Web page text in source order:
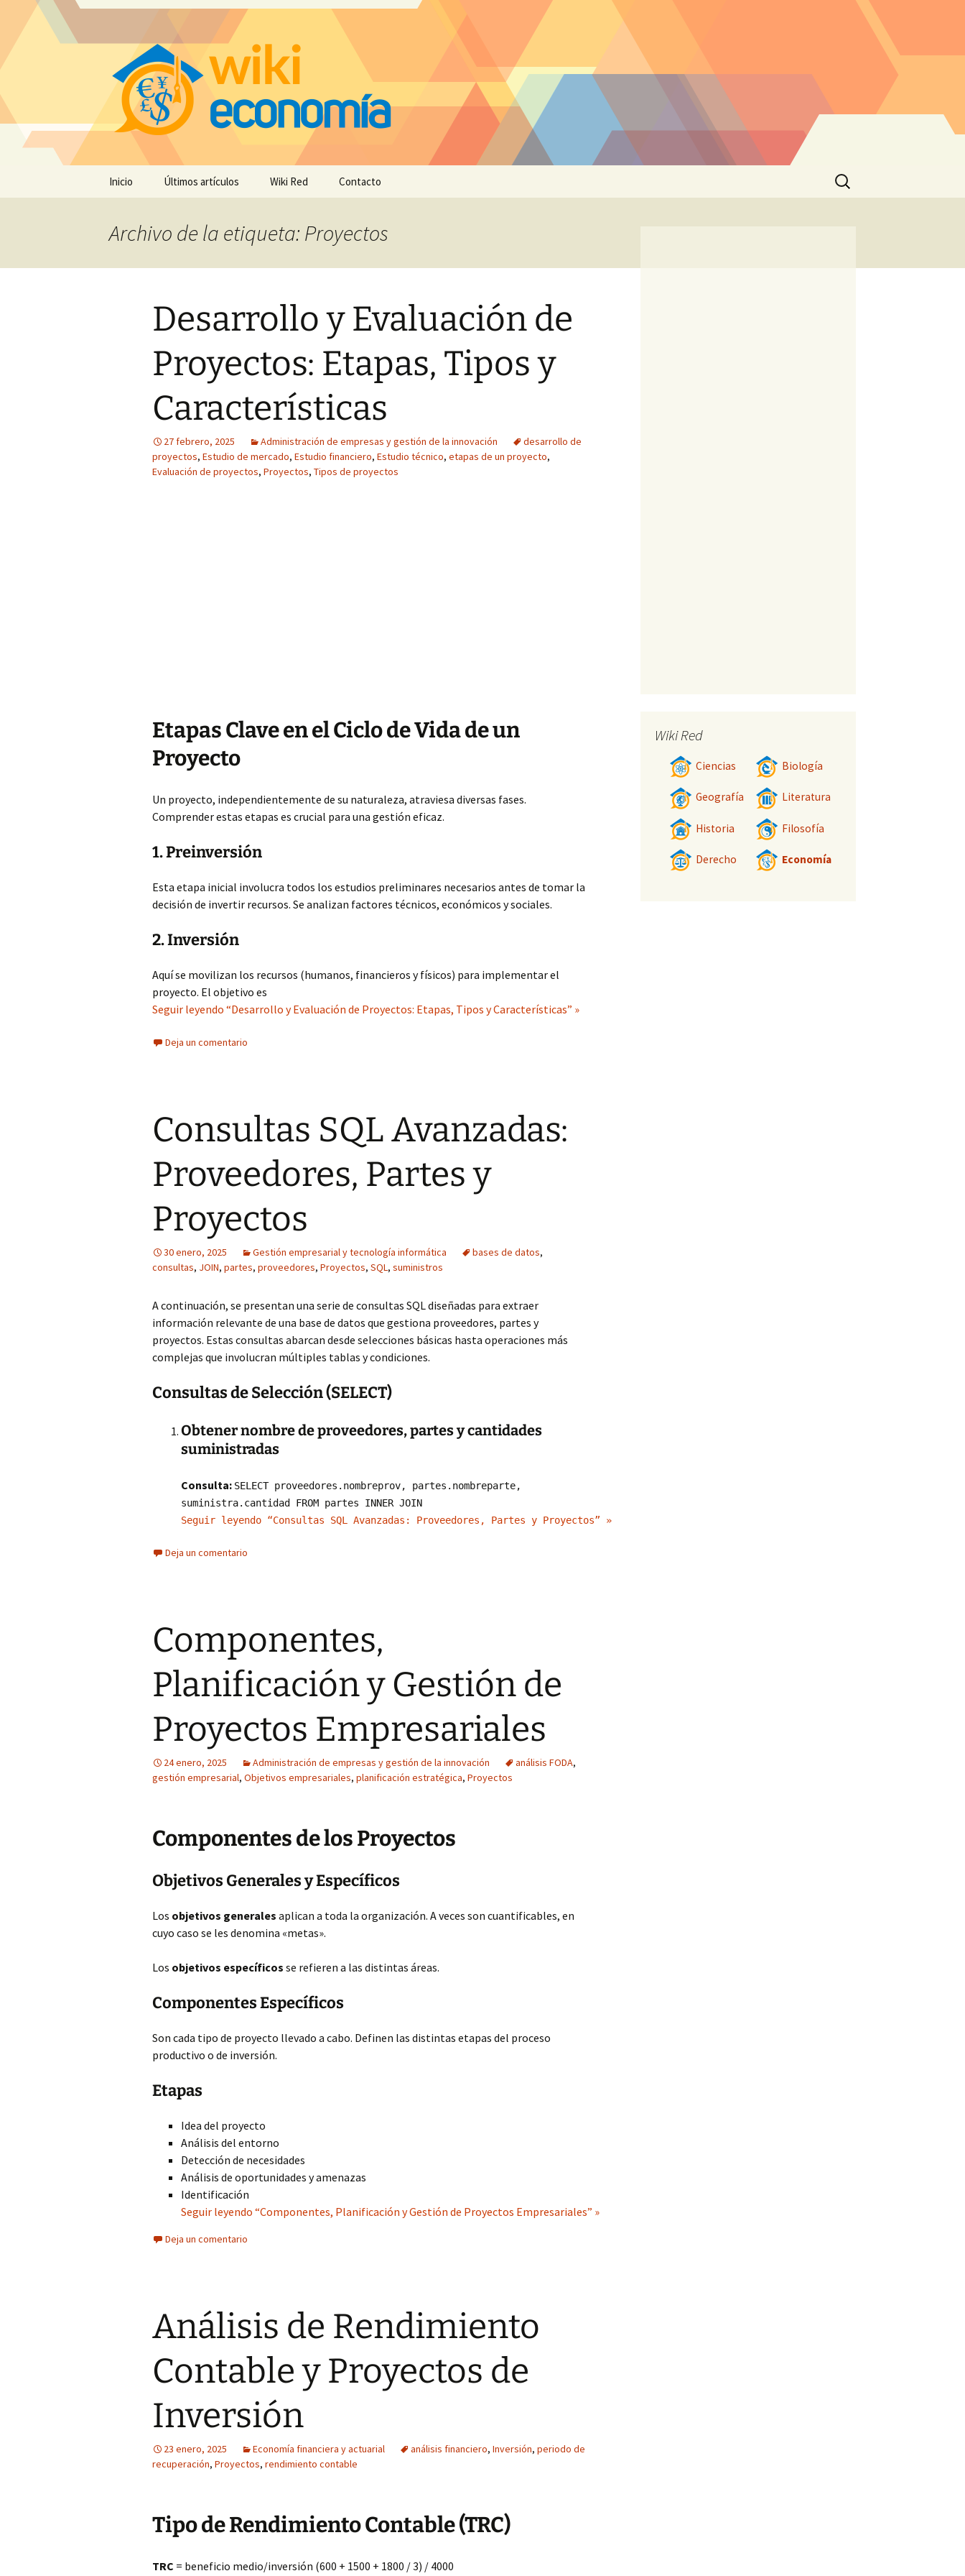
Inicio Últimos artículos Wiki Red Contacto
Buscar:
Archivo de la etiqueta: Proyectos
Desarrollo y Evaluación de
Proyectos: Etapas, Tipos y
Características
27 febrero, 2025 Administración de empresas y gestión de la innovación
desarrollo de
proyectos, Estudio de mercado, Estudio financiero, Estudio técnico, etapas de un proyecto,
Evaluación de proyectos, Proyectos, Tipos de proyectos
Etapas Clave en el Ciclo de Vida de un
Proyecto
Un proyecto, independientemente de su naturaleza, atraviesa diversas fases.
Comprender estas etapas es crucial para una gestión eficaz.
1. Preinversión
Esta etapa inicial involucra todos los estudios preliminares necesarios antes de tomar la
decisión de invertir recursos. Se analizan factores técnicos, económicos y sociales.
2. Inversión
Aquí se movilizan los recursos (humanos, financieros y físicos) para implementar el
proyecto. El objetivo es
Seguir leyendo “Desarrollo y Evaluación de Proyectos: Etapas, Tipos y Características” »
Deja un comentario
Consultas SQL Avanzadas:
Proveedores, Partes y
Proyectos
30 enero, 2025 Gestión empresarial y tecnología informática bases de datos,
consultas, JOIN, partes, proveedores, Proyectos, SQL, suministros
A continuación, se presentan una serie de consultas SQL diseñadas para extraer
información relevante de una base de datos que gestiona proveedores, partes y
proyectos. Estas consultas abarcan desde selecciones básicas hasta operaciones más
complejas que involucran múltiples tablas y condiciones.
Consultas de Selección (SELECT)
Obtener nombre de proveedores, partes y cantidades
suministradas
Consulta: SELECT proveedores.nombreprov, partes.nombreparte,
suministra.cantidad FROM partes INNER JOIN
Seguir leyendo “Consultas SQL Avanzadas: Proveedores, Partes y Proyectos” »
Deja un comentario
Componentes,
Planificación y Gestión de
Proyectos Empresariales
24 enero, 2025 Administración de empresas y gestión de la innovación análisis FODA,
gestión empresarial, Objetivos empresariales, planificación estratégica, Proyectos
Componentes de los Proyectos
Objetivos Generales y Específicos
Los objetivos generales aplican a toda la organización. A veces son cuantificables, en
cuyo caso se les denomina «metas».
Los objetivos específicos se refieren a las distintas áreas.
Componentes Específicos
Son cada tipo de proyecto llevado a cabo. Definen las distintas etapas del proceso
productivo o de inversión.
Etapas
Idea del proyecto
Análisis del entorno
Detección de necesidades
Análisis de oportunidades y amenazas
Identificación
Seguir leyendo “Componentes, Planificación y Gestión de Proyectos Empresariales” »
Deja un comentario
Análisis de Rendimiento
Contable y Proyectos de
Inversión
23 enero, 2025 Economía financiera y actuarial análisis financiero, Inversión, periodo de
recuperación, Proyectos, rendimiento contable
Tipo de Rendimiento Contable (TRC)
TRC = beneficio medio/inversión (600 + 1500 + 1800 / 3) / 4000
Wiki Red
Ciencias Biología
Geografía Literatura
Historia Filosofía
Derecho Economía